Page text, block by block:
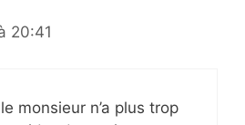
20:41
monsieur n’a plus trop